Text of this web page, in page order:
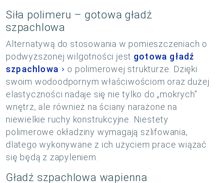
Siła polimeru – gotowa gładź
szpachlowa
Alternatywą do stosowania w pomieszczeniach o
podwyższonej wilgotności jest gotowa gładź
szpachlowa
o polimerowej strukturze. Dzięki
swoim wodoodpornym właściwościom oraz dużej
elastyczności nadaje się nie tylko do „mokrych”
wnętrz, ale również na ściany narażone na
niewielkie ruchy konstrukcyjne. Niestety
polimerowe okładziny wymagają szlifowania,
dlatego wykonywane z ich użyciem prace wiązać
się będą z zapyleniem.
Gładź szpachlowa wapienna